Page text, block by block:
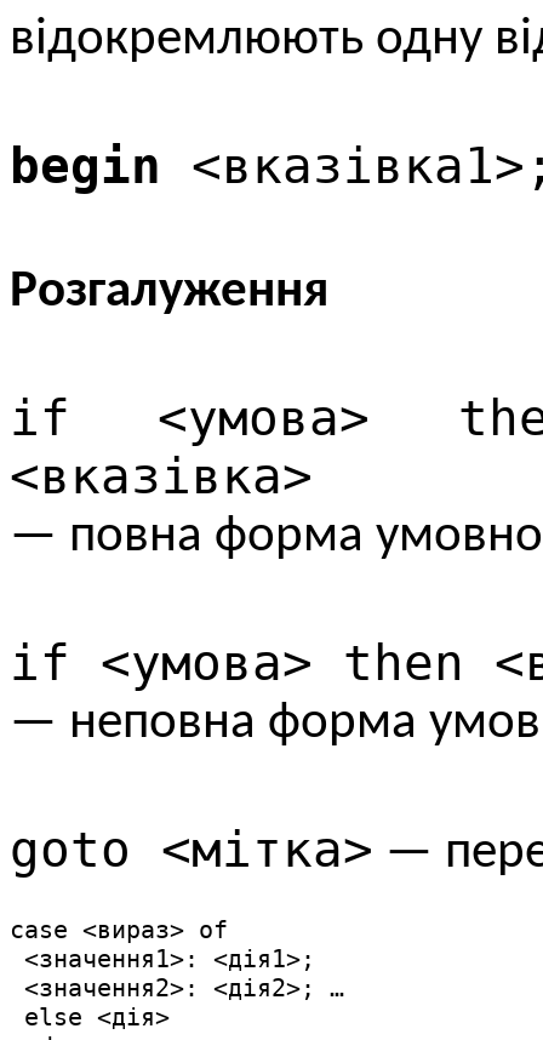
відокремлюють одну
begin
Розгалуження
if <умова>
<вказівка>
— повна форма
if <умова> then
— неповна форма
goto <мітка> —
case <вираз> of
<значення1>: <дія1>;
<значення2>: <дія2>; …
else <дія>